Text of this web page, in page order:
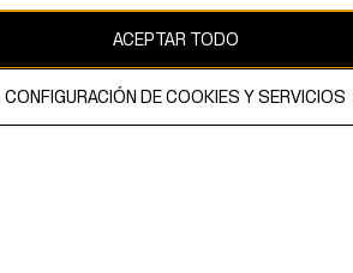
ACEPTAR TODO
CONFIGURACIÓN DE COOKIES Y SERVICIOS